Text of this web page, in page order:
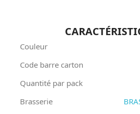
Couleur
Code barre carton
Quantité par pack
Brasserie